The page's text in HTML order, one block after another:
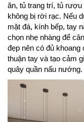
ăn, tủ trang trí, tủ
không bị rời rạc. Nếu
mặt đá, kính bếp, tay
chọn nhẹ nhàng để
đẹp nên có đủ khoang
thuận tay và tạo cảm
quây quần nấu nướng.